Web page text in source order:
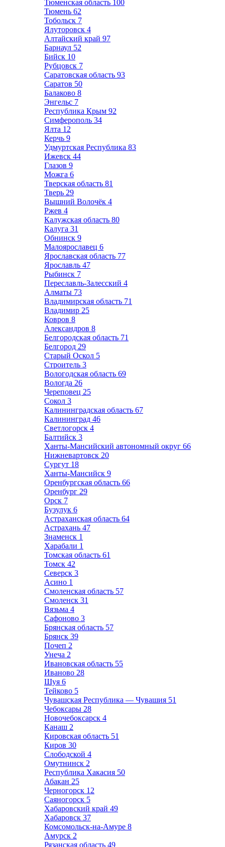
Тюменская область 100
Тюмень 62
Тобольск 7
Ялуторовск 4
Алтайский край 97
Барнаул 52
Бийск 10
Рубцовск 7
Саратовская область 93
Саратов 50
Балаково 8
Энгельс 7
Республика Крым 92
Симферополь 34
Ялта 12
Керчь 9
Удмуртская Республика 83
Ижевск 44
Глазов 9
Можга 6
Тверская область 81
Тверь 29
Вышний Волочёк 4
Ржев 4
Калужская область 80
Калуга 31
Обнинск 9
Малоярославец 6
Ярославская область 77
Ярославль 47
Рыбинск 7
Переславль-Залесский 4
Алматы 73
Владимирская область 71
Владимир 25
Ковров 8
Александров 8
Белгородская область 71
Белгород 29
Старый Оскол 5
Строитель 3
Вологодская область 69
Вологда 26
Череповец 25
Сокол 3
Калининградская область 67
Калининград 46
Светлогорск 4
Балтийск 3
Ханты-Мансийский автономный округ 66
Нижневартовск 20
Сургут 18
Ханты-Мансийск 9
Оренбургская область 66
Оренбург 29
Орск 7
Бузулук 6
Астраханская область 64
Астрахань 47
Знаменск 1
Харабали 1
Томская область 61
Томск 42
Северск 3
Асино 1
Смоленская область 57
Смоленск 31
Вязьма 4
Сафоново 3
Брянская область 57
Брянск 39
Почеп 2
Унеча 2
Ивановская область 55
Иваново 28
Шуя 6
Тейково 5
Чувашская Республика — Чувашия 51
Чебоксары 28
Новочебоксарск 4
Канаш 2
Кировская область 51
Киров 30
Слободской 4
Омутнинск 2
Республика Хакасия 50
Абакан 25
Черногорск 12
Саяногорск 5
Хабаровский край 49
Хабаровск 37
Комсомольск-на-Амуре 8
Амурск 2
Рязанская область 49